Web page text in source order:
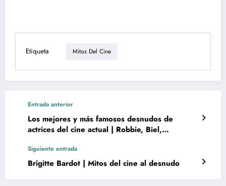
Etiqueta Mitos Del Cine
Entrada anterior
Los mejores y más famosos desnudos de
actrices del cine actual | Robbie, Biel,
más…
Siguiente entrada
Brigitte Bardot | Mitos del cine al desnudo